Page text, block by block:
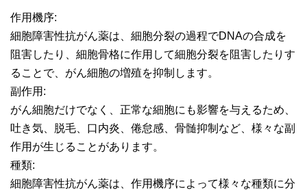
作用機序:
細胞障害性抗がん薬は、細胞分裂の過程でDNAの合成を
阻害したり、細胞骨格に作用して細胞分裂を阻害したりす
ることで、がん細胞の増殖を抑制します。
副作用:
がん細胞だけでなく、正常な細胞にも影響を与えるため、
吐き気、脱毛、口内炎、倦怠感、骨髄抑制など、様々な副
作用が生じることがあります。
種類:
細胞障害性抗がん薬は、作用機序によって様々な種類に分